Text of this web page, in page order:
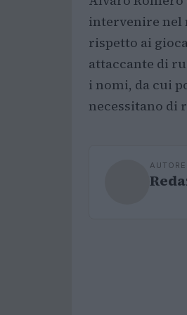
intervenire nel
rispetto ai
attaccante di
i nomi, da cui
necessitano di
AUTORE